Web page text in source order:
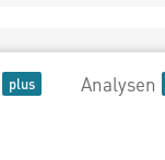
Analysen